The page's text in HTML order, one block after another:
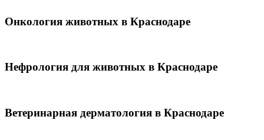
Онкология животных в Краснодаре
Нефрология для животных в Краснодаре
Ветеринарная дерматология в Краснодаре